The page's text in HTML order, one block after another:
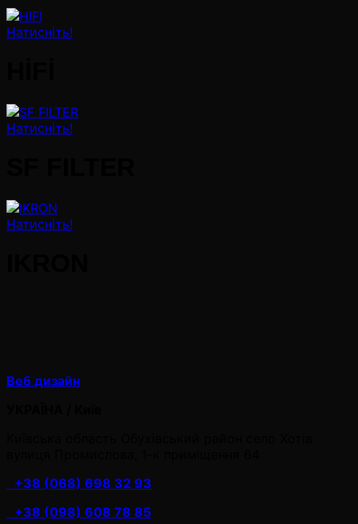
Натисніть!
Натисніть!
Натисніть!
Веб дизайн
+38 (068) 698 32 93
+38 (098) 608 78 85